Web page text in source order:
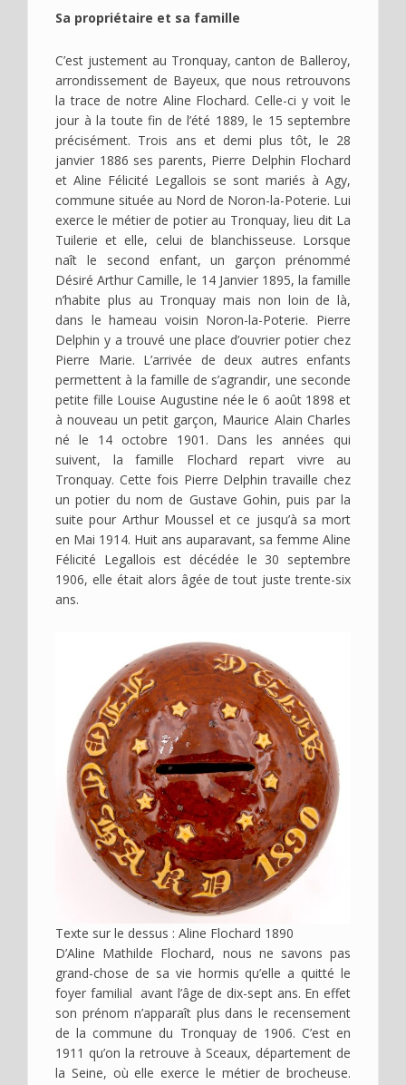
Sa propriétaire et sa famille
C’est justement au Tronquay, canton de Balleroy,
arrondissement de Bayeux, que nous retrouvons
la trace de notre Aline Flochard. Celle-ci y voit le
jour à la toute fin de l’été 1889, le 15 septembre
précisément. Trois ans et demi plus tôt, le 28
janvier 1886 ses parents, Pierre Delphin Flochard
et Aline Félicité Legallois se sont mariés à Agy,
commune située au Nord de Noron-la-Poterie. Lui
exerce le métier de potier au Tronquay, lieu dit La
Tuilerie et elle, celui de blanchisseuse. Lorsque
naît le second enfant, un garçon prénommé
Désiré Arthur Camille, le 14 Janvier 1895, la famille
n’habite plus au Tronquay mais non loin de là,
dans le hameau voisin Noron-la-Poterie. Pierre
Delphin y a trouvé une place d’ouvrier potier chez
Pierre Marie. L’arrivée de deux autres enfants
permettent à la famille de s’agrandir, une seconde
petite fille Louise Augustine née le 6 août 1898 et
à nouveau un petit garçon, Maurice Alain Charles
né le 14 octobre 1901. Dans les années qui
suivent, la famille Flochard repart vivre au
Tronquay. Cette fois Pierre Delphin travaille chez
un potier du nom de Gustave Gohin, puis par la
suite pour Arthur Moussel et ce jusqu’à sa mort
en Mai 1914. Huit ans auparavant, sa femme Aline
Félicité Legallois est décédée le 30 septembre
1906, elle était alors âgée de tout juste trente-six
ans.
Texte sur le dessus : Aline Flochard 1890
D’Aline Mathilde Flochard, nous ne savons pas
grand-chose de sa vie hormis qu’elle a quitté le
foyer familial avant l’âge de dix-sept ans. En effet
son prénom n’apparaît plus dans le recensement
de la commune du Tronquay de 1906. C’est en
1911 qu’on la retrouve à Sceaux, département de
la Seine, où elle exerce le métier de brocheuse.